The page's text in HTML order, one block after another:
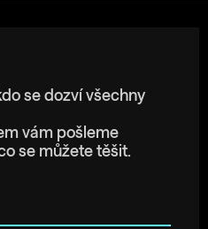
se dozví všechny
vám pošleme
se můžete těšit.